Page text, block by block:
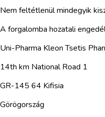
Nem feltétlenül mindegyik
A forgalomba hozatali
Uni-Pharma Kleon Tsetis
14th km National Road 1
GR-145 64 Kifisia
Görögország